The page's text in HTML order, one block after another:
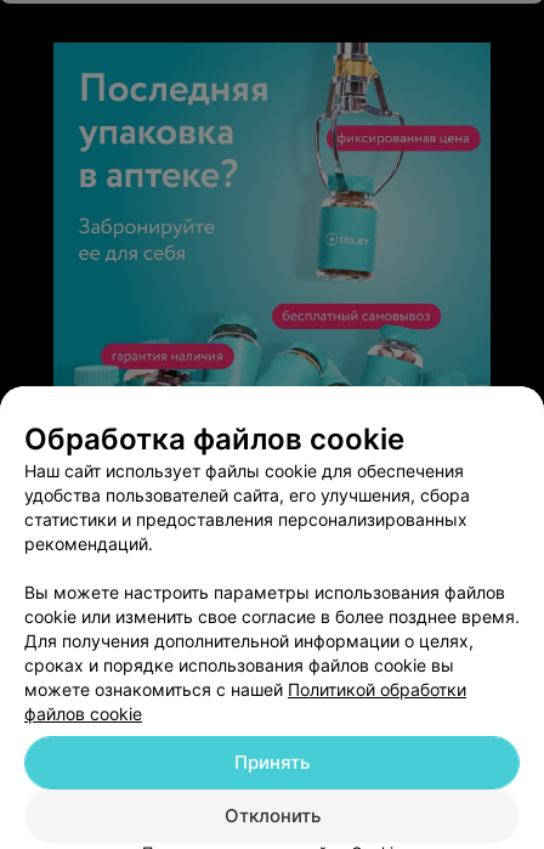
Добавить специалиста
О проекте Новости проекта
Размещение рекламы
Медицинский маркетинг
Публичный договор
Обработка файлов cookie
Наш сайт использует файлы cookie для обеспечения
удобства пользователей сайта, его улучшения, сбора
статистики и предоставления персонализированных
рекомендаций.
Вы можете настроить параметры использования файлов
cookie или изменить свое согласие в более позднее время.
Для получения дополнительной информации о целях,
сроках и порядке использования файлов cookie вы
можете ознакомиться с нашей Политикой обработки
файлов cookie
Отклонить
Принять